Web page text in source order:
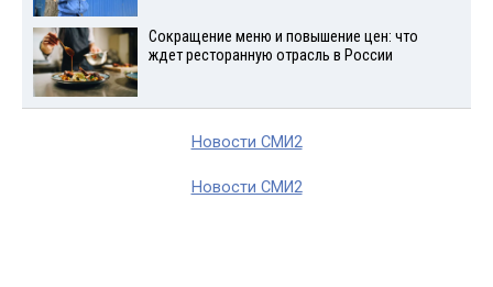
Сокращение меню и повышение цен: что
ждет ресторанную отрасль в России
Новости СМИ2
Новости СМИ2